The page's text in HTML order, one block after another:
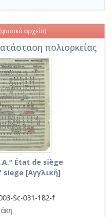
πολιορκείας
αρχείο)
État de siège
siege [Αγγλική]
Sc-031-182-f